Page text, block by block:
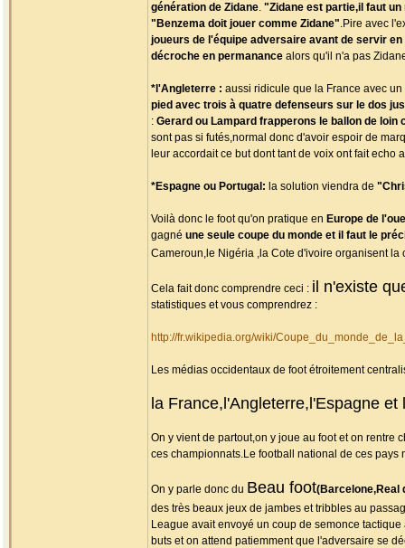
génération de Zidane. "Zidane est partie,il faut
"Benzema doit jouer comme Zidane".Pire avec
joueurs de l'équipe adversaire avant de servir
décroche en permanance alors qu'il n'a pas
*l'Angleterre : aussi ridicule que la France avec
pied avec trois à quatre defenseurs sur le dos
: Gerard ou Lampard frapperons le ballon de
sont pas si futés,normal donc d'avoir espoir de
leur accordait ce but dont tant de voix ont fait echo
*Espagne ou Portugal: la solution viendra de
Voilà donc le foot qu'on pratique en Europe de
gagné une seule coupe du monde et il faut le
Cameroun,le Nigéria ,la Cote d'ivoire organisent
Cela fait donc comprendre ceci : il n'existe
statistiques et vous comprendrez :
http://fr.wikipedia.org/wiki/
Les médias occidentaux de foot étroitement
la France,l'Angleterre,l'Espagne
On y vient de partout,on y joue au foot et on rentre
ces championnats.Le football national de ces
On y parle donc du Beau foot(Barcelone,Real
des très beaux jeux de jambes et tribbles au
League avait envoyé un coup de semonce
buts et on attend patiemment que l'adversaire se